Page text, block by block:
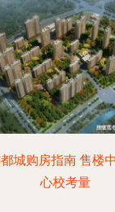
城购房指南 售楼
心校考量